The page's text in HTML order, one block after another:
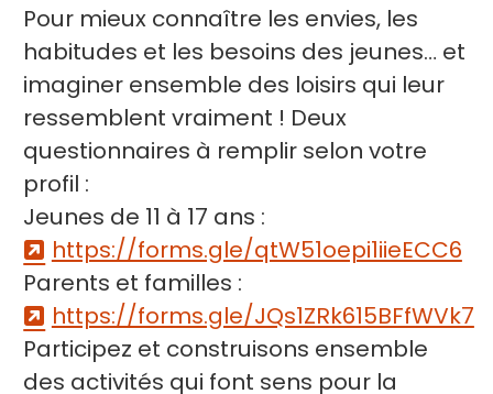
Pour mieux connaître les envies, les
habitudes et les besoins des jeunes… et
imaginer ensemble des loisirs qui leur
ressemblent vraiment ! Deux
questionnaires à remplir selon votre
profil :
Jeunes de 11 à 17 ans :
https://forms.gle/qtW51oepi1iieECC6
Parents et familles :
https://forms.gle/JQs1ZRk615BFfWVk7
Participez et construisons ensemble
des activités qui font sens pour la